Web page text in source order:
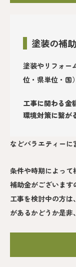
塗装の補
塗装やリフォー
位・県単位・国
工事に関わる金
環境対策に繋が
などバラエティーに
条件や時期によって
補助金がございます
工事を検討中の方
があるかどうか是非